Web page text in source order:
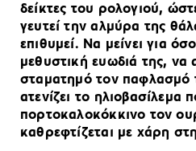
δείκτες του ρολογιού,
γευτεί την αλμύρα της
επιθυμεί. Να μείνει για
μεθυστική ευωδιά της, να
σταματημό τον παφλασμό
ατενίζει το ηλιοβασίλεμα
πορτοκαλοκόκκινο τον
καθρεφτίζεται με χάρη